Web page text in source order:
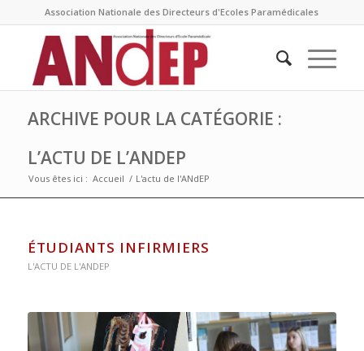
Association Nationale des Directeurs d'Ecoles Paramédicales
ARCHIVE POUR LA CATÉGORIE :
L’ACTU DE L’ANDEP
Vous êtes ici : Accueil / L'actu de l'ANdEP
ÉTUDIANTS INFIRMIERS
L'ACTU DE L'ANDEP